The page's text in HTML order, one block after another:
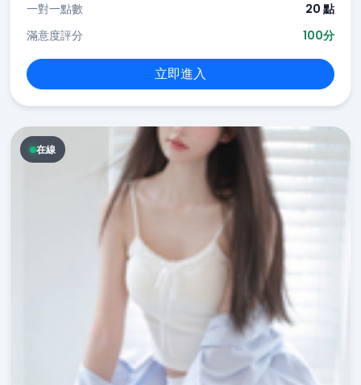
一對一點數
20 點
滿意度評分
100分
立即進入
在線